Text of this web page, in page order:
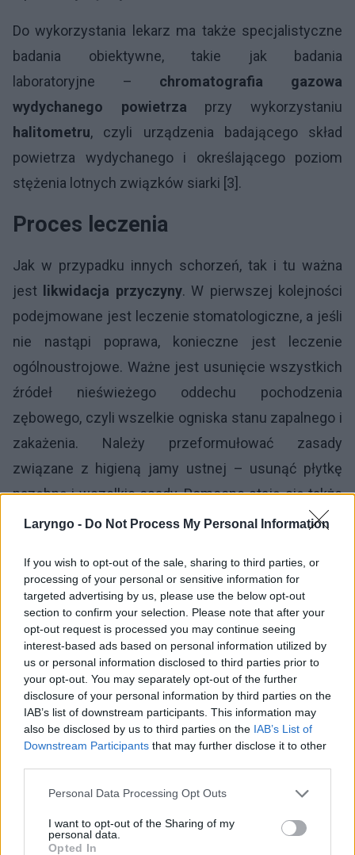
Laryngo - Do Not Process My Personal Information
If you wish to opt-out of the sale, sharing to third parties, or
processing of your personal or sensitive information for
targeted advertising by us, please use the below opt-out
section to confirm your selection. Please note that after your
opt-out request is processed you may continue seeing
interest-based ads based on personal information utilized by
us or personal information disclosed to third parties prior to
your opt-out. You may separately opt-out of the further
disclosure of your personal information by third parties on the
IAB’s list of downstream participants. This information may
also be disclosed by us to third parties on the IAB’s List of
Downstream Participants that may further disclose it to other
Personal Data Processing Opt Outs
I want to opt-out of the Sharing of my
personal data.
Opted In
Do wykorzystania lekarz ma także specjalistyczne
badania obiektywne, takie jak badania
laboratoryjne – chromatografia gazowa
wydychanego powietrza przy wykorzystaniu
halitometru, czyli urządzenia badającego skład
powietrza wydychanego i określającego poziom
stężenia lotnych związków siarki [3].
Proces leczenia
Jak w przypadku innych schorzeń, tak i tu ważna
jest
likwidacja przyczyny. W pierwszej kolejności
podejmowane jest leczenie stomatologiczne, a jeśli
nie nastąpi poprawa, konieczne jest leczenie
ogólnoustrojowe. Ważne jest usunięcie wszystkich
źródeł nieświeżego oddechu pochodzenia
zębowego, czyli wszelkie ogniska stanu zapalnego i
zakażenia. Należy przeformułować zasady
związane z higieną jamy ustnej – usunąć płytkę
nazębną i wszelkie osady. Pomocne stają się także
dostępne na rynku płukanki i tabletki do ssania na
ograniczenia flory beztlenowej. Warto także
ograniczyć, a nawet zrezygnować z wszelkiego
rodzaju używek: kawy, mocnej herbaty, palenia
tytoniu, picia alkoholu oraz zastosowanie się do
reguły regularnego spożywania posiłków. Jeżeli
powyższe działania nie przyniosą efektów,
konieczne jest pogłębienie diagnostyki w kierunku
schorzeń ogólnoustrojowych [3].